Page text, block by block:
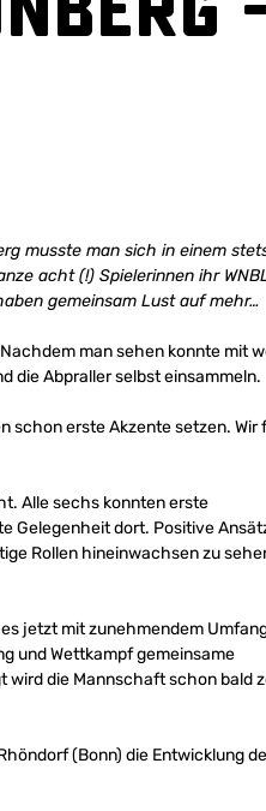
musste man sich in einem
acht (!) Spielerinnen ihr
gemeinsam Lust auf mehr…
man sehen konnte mit
die Abpraller selbst einsammeln.
schon erste Akzente setzen. Wir
Alle sechs konnten erste
Gelegenheit dort. Positive
Rollen hineinwachsen zu
jetzt mit zunehmendem
und Wettkampf gemeinsame
wird die Mannschaft schon bald
(Bonn) die Entwicklung